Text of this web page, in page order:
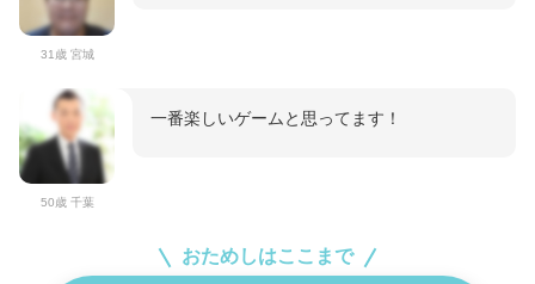
31歳 宮城
50歳 千葉
一番楽しいゲームと思ってます！
おためしはここまで